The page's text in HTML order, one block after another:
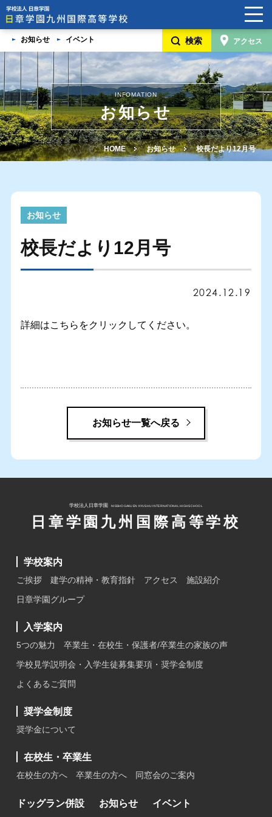
お知らせ イベント 検索 アクセス
INFOMATION
お知らせ
HOME お知らせ 校長だより12月号
お知らせ
校長だより12月号
2024.12.19
詳細はこちらをクリックしてください。
お知らせ一覧へ戻る
学校法人日章学園 NISSHOGAKUEN KYUSHU INTERNATIONAL HIGHSCHOOL
日章学園九州国際高等学校
学校案内
ご挨拶 建学の精神・教育指針 アクセス
施設紹介
日章学園グループ
入学案内
5つの魅力
卒業生・在校生・保護者/卒業生の家族の声
学校見学説明会・入学生徒募集要項・奨学金制度
よくあるご質問
奨学金制度
奨学金について
在校生・卒業生
在校生の方へ 卒業生の方へ 同窓会のご案内
ドッグラン併設 お知らせ イベント
HOME
学校案内
日章学園グループ
5つの魅力
卒業生・在校生・保護者/卒業生の家族の声
学校見学説明会・入学生徒募集要項・奨学金制度
よくあるご質問
進路変更希望の方へ